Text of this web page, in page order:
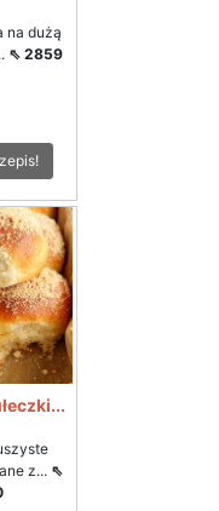
na dużą
⇖ 2859
z... ⇖